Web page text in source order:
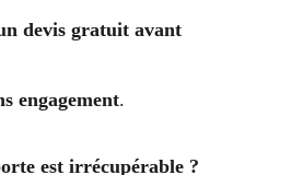
devis gratuit avant
engagement.
est irrécupérable ?